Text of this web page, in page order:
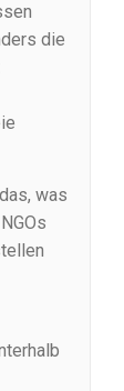
die
was